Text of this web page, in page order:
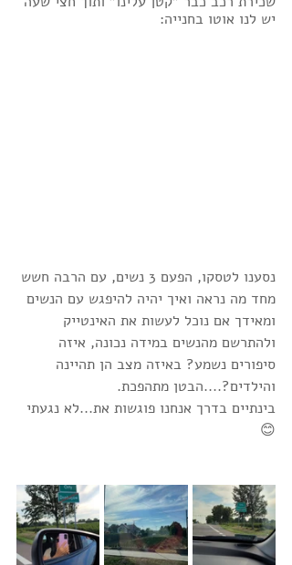
יש לנו אוטו בחנייה:
נסענו לטסקו, הפעם 3 נשים, עם הרבה חשש
מחד מה נראה ואיך יהיה להיפגש עם הנשים
ומאידך אם נוכל לעשות את האינטייק
ולהתרשם מהנשים במידה נכונה, איזה
סיפורים נשמע? באיזה מצב הן תהיינה
והילדים?....הבטן מתהפכת.
בינתיים בדרך אנחנו פוגשות את...לא נגעתי
😊